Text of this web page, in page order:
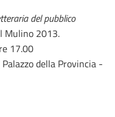
del pubblico
Mulino 2013.
17.00
della Provincia -